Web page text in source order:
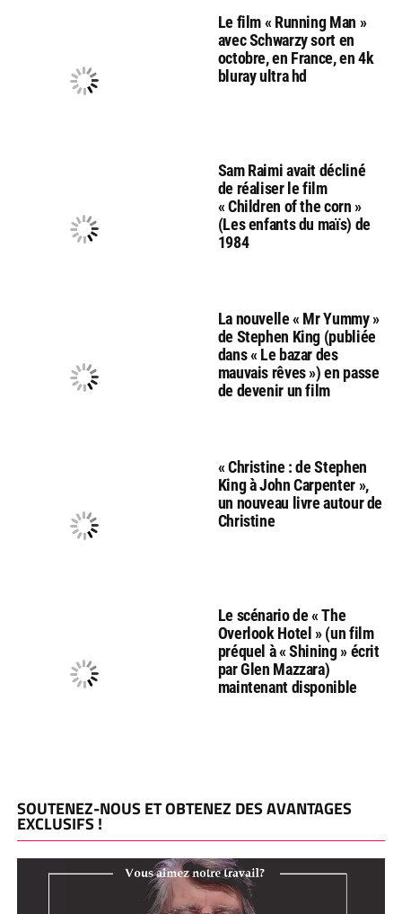
Le film « Running Man »
avec Schwarzy sort en
octobre, en France, en 4k
bluray ultra hd
Sam Raimi avait décliné
de réaliser le film
« Children of the corn »
(Les enfants du maïs) de
1984
La nouvelle « Mr Yummy »
de Stephen King (publiée
dans « Le bazar des
mauvais rêves ») en passe
de devenir un film
« Christine : de Stephen
King à John Carpenter »,
un nouveau livre autour de
Christine
Le scénario de « The
Overlook Hotel » (un film
préquel à « Shining » écrit
par Glen Mazzara)
maintenant disponible
SOUTENEZ-NOUS ET OBTENEZ DES AVANTAGES
EXCLUSIFS !